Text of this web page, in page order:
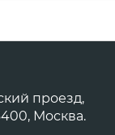
проезд,
Москва.